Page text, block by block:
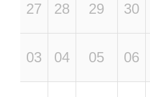
27 28 29 30
03 04 05 06